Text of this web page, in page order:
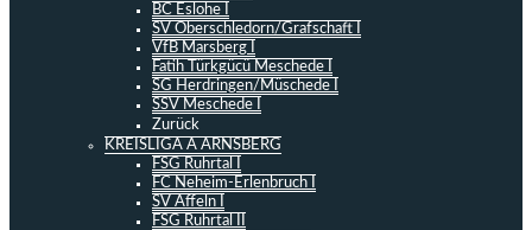
BC Eslohe I
SV Oberschledorn/Grafschaft I
VfB Marsberg I
Fatih Türkgücü Meschede I
SG Herdringen/Müschede I
SSV Meschede I
Zurück
KREISLIGA A ARNSBERG
FSG Ruhrtal I
FC Neheim-Erlenbruch I
SV Affeln I
FSG Ruhrtal II